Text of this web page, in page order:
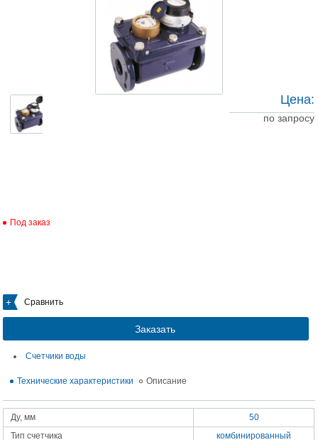
Под заказ
Сравнить
Заказать
Цена:
по запросу
Счетчики воды
Технические характеристики Описание
Ду, мм
50
Тип счетчика
комбинированный